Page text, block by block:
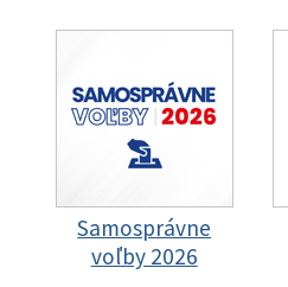
Samosprávne
voľby 2026